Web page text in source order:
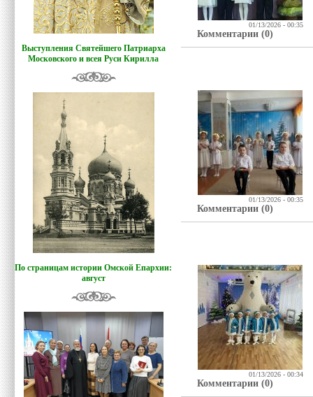
Выступления Святейшего Патриарха
Московского и всея Руси Кирилла
По страницам истории Омской Епархии:
август
01/13/2026 - 00:35
Комментарии (0)
01/13/2026 - 00:35
Комментарии (0)
01/13/2026 - 00:34
Комментарии (0)